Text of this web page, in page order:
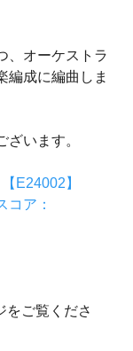
、オーケストラ
編成に編曲しま
います。
E24002】
コア：
をご覧くださ